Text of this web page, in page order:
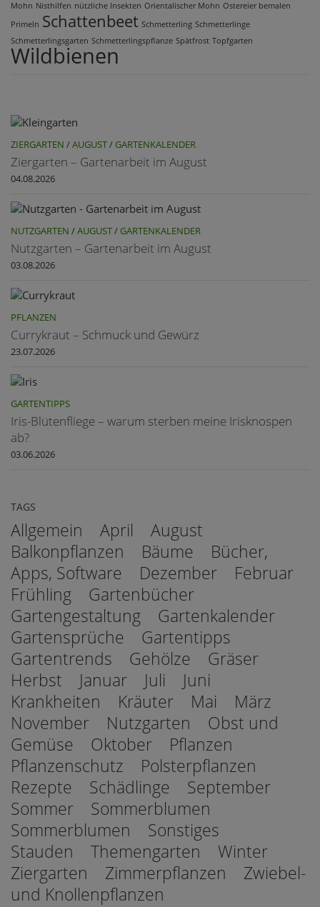
Mohn Nisthilfen nützliche Insekten Orientalischer Mohn Ostereier bemalen
Primeln Schattenbeet Schmetterling Schmetterlinge
Schmetterlingsgarten Schmetterlingspflanze Spätfrost Topfgarten
Wildbienen
ZIERGARTEN /AUGUST/ GARTENKALENDER
Ziergarten – Gartenarbeit im August
04.08.2026
NUTZGARTEN /AUGUST/ GARTENKALENDER
Nutzgarten – Gartenarbeit im August
03.08.2026
PFLANZEN
Currykraut – Schmuck und Gewürz
23.07.2026
GARTENTIPPS
Iris-Blütenfliege – warum sterben meine Irisknospen
ab?
03.06.2026
TAGS
Allgemein April
August
Balkonpflanzen
Bäume
Bücher,
Apps, Software
Dezember
Februar
Frühling
Gartenbücher
Gartengestaltung
Gartenkalender
Gartensprüche
Gartentipps
Gartentrends
Gehölze
Gräser
Herbst
Januar Juli
Juni
Krankheiten
Kräuter Mai
März
November
Nutzgarten
Obst und
Gemüse
Oktober
Pflanzen
Pflanzenschutz
Polsterpflanzen
Rezepte
Schädlinge
September
Sommer
Sommerblumen
Sommerblumen
Sonstiges
Stauden
Themengarten
Winter
Ziergarten
Zimmerpflanzen
Zwiebel-
und Knollenpflanzen